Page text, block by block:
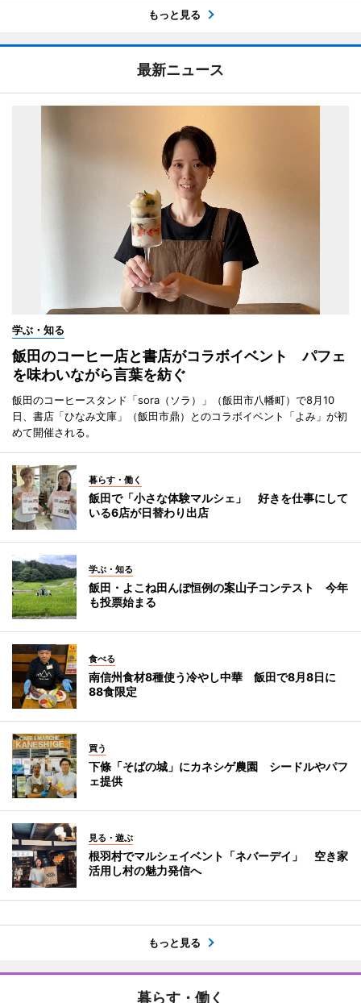
もっと見る
最新ニュース
学ぶ・知る
飯田のコーヒー店と書店がコラボイベント パフェ
を味わいながら言葉を紡ぐ
飯田のコーヒースタンド「sora（ソラ）」（飯田市八幡町）で8月10
日、書店「ひなみ文庫」（飯田市鼎）とのコラボイベント「よみ」が初
めて開催される。
暮らす・働く
飯田で「小さな体験マルシェ」 好きを仕事にして
いる6店が日替わり出店
学ぶ・知る
飯田・よこね田んぼ恒例の案山子コンテスト 今年
も投票始まる
食べる
南信州食材8種使う冷やし中華 飯田で8月8日に
88食限定
買う
下條「そばの城」にカネシゲ農園 シードルやパフ
ェ提供
見る・遊ぶ
根羽村でマルシェイベント「ネバーデイ」 空き家
活用し村の魅力発信へ
もっと見る
暮らす・働く